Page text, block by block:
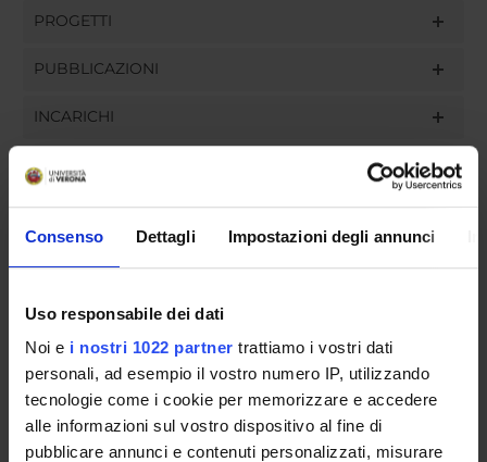
Consenso Dettagli Impostazioni degli annunci
Uso responsabile dei dati
Noi e i nostri 1022 partner trattiamo i vostri dati
personali, ad esempio il vostro numero IP, utilizzando
tecnologie come i cookie per memorizzare e accedere
alle informazioni sul vostro dispositivo al fine di
pubblicare annunci e contenuti personalizzati, misurare
PROGETTI
PUBBLICAZIONI
INCARICHI
ORGANIZZAZIONE
COMMISSIONI
UFFICI E STRUTTURE DI SERVIZIO
SERVIZI DI SEGRETERIA STUDENTI